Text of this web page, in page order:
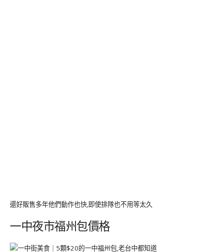
還好販售多年他們動作也快,即使排隊也不用等太久
一中夜市福州包價格